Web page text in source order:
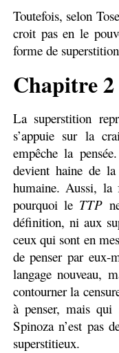
Toutefois, selon
croit pas en le
forme de
Chapitre
La superstition
s’appuie sur la
empêche la
devient haine de
humaine. Aussi, la
pourquoi le TTP
définition, ni aux
ceux qui sont en
de penser par
langage nouveau,
contourner la
à penser, mais qui
Spinoza n’est pas
superstitieux.